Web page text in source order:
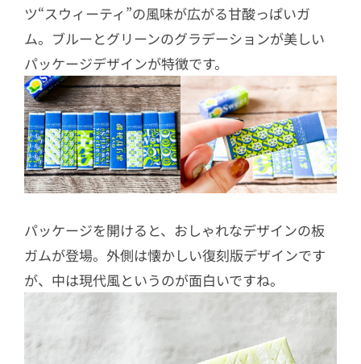
ツ“スウィーティ”の風味が広がる甘酸っぱいガ
ム。ブルーとグリーンのグラデーションが美しい
パッケージデザインが特徴です。
パッケージを開けると、おしゃれなデザインの板
ガムが登場。外側は懐かしい復刻版デザインです
が、中は現代風というのが面白いですね。